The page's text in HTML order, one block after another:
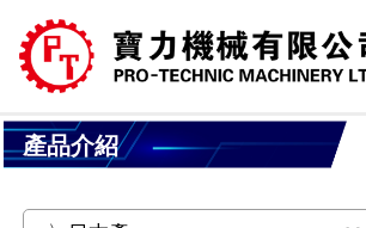
產品介紹